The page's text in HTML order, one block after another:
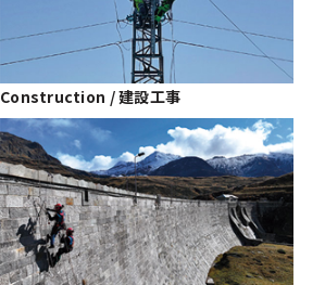
Construction / 建設工事